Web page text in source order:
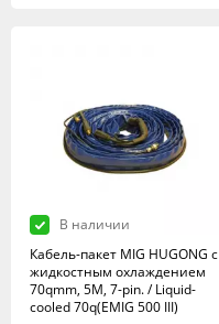
В наличии
Кабель-пакет MIG HUGONG с
жидкостным охлаждением
70qmm, 5M, 7-pin. / Liquid-
cooled 70q(EMIG 500 III)